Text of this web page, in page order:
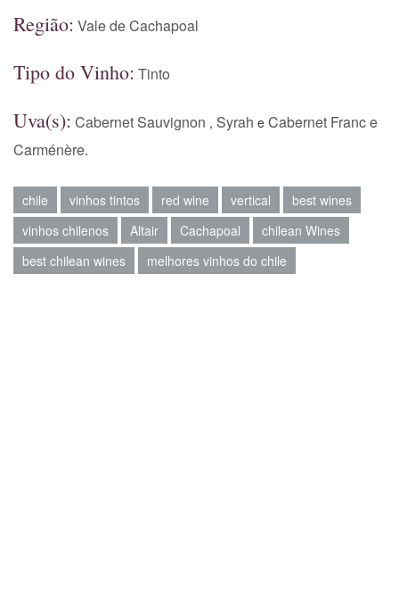
Região: Vale de Cachapoal
Tipo do Vinho: Tinto
Uva(s): Cabernet Sauvignon , Syrah e Cabernet Franc e
Carménère.
chile vinhos tintos red wine vertical
best wines
vinhos chilenos
Altair Cachapoal
chilean Wines
best chilean wines
melhores vinhos do chile